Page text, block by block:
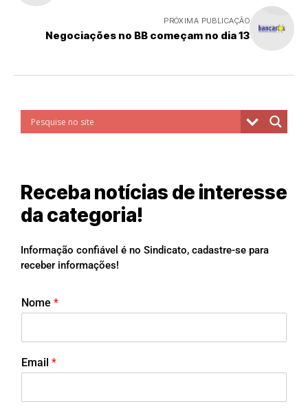
PRÓXIMA PUBLICAÇÃO
Negociações no BB começam no dia 13
Receba notícias de interesse
da categoria!
Informação confiável é no Sindicato, cadastre-se para
receber informações!
Nome *
Email *